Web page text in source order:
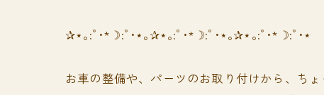
✰⋆｡:ﾟ･*☽:ﾟ･⋆｡✰⋆｡:ﾟ･*☽:ﾟ･⋆｡✰⋆｡:ﾟ･*☽:ﾟ･⋆
お車の整備や、パーツのお取り付けから、ち